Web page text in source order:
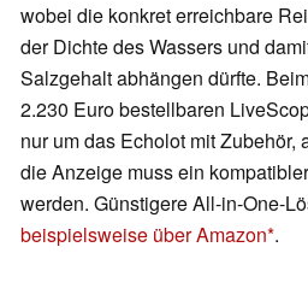
wobei die konkret erreichbare
der Dichte des Wassers und
Salzgehalt abhängen dürfte.
2.230 Euro bestellbaren
nur um das Echolot mit Zubehör,
die Anzeige muss ein
werden. Günstigere All-in-One-
beispielsweise über Amazon .